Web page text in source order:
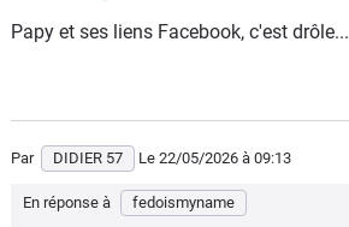
Papy et ses liens Facebook, c'est drôle...
Par DIDIER 57 Le 22/05/2026 à 09:13
En réponse à fedoismyname